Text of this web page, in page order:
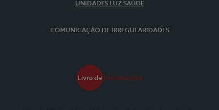
UNIDADES LUZ SAÚDE
COMUNICAÇÃO DE IRREGULARIDADES